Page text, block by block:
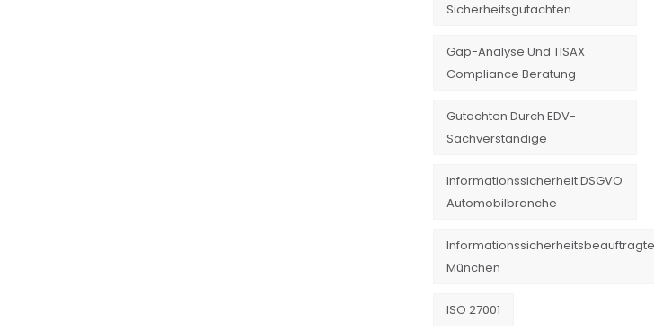
Sicherheitsgutachten
Gap-Analyse Und TISAX
Compliance Beratung
Gutachten Durch EDV-
Sachverständige
Informationssicherheit DSGVO
Automobilbranche
München
ISO 27001